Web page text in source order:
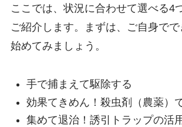
ここでは、状況に合わせて選べる4
ご紹介します。まずは、ご自身で
始めてみましょう。
手で捕まえて駆除する
効果てきめん！殺虫剤（農薬）
集めて退治！誘引トラップの活